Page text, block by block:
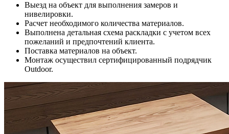
Выезд на объект для выполнения замеров и
нивелировки.
Расчет необходимого количества материалов.
Выполнена детальная схема раскладки с учетом всех
пожеланий и предпочтений клиента.
Поставка материалов на объект.
Монтаж осуществил сертифицированный подрядчик
Outdoor.